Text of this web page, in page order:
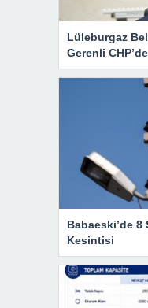
Lüleburgaz
Gerenli
Babaeski’de 8
Kesintisi